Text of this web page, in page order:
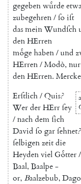
gegebenwuͤrde
zubegehren/ſo iſt
dasmeinWundſch
denHErren
moͤgehaben/und
HErren/Modò, nur
denHErren. Mercke
Erſtlich/Quis?
WerderHErrſey
/nachdemſich
David ſo garſehnet?
ſelbigenzeitdie
Heydenviel Goͤtter/
Baal, Baalpe-
or, Baalzebub,